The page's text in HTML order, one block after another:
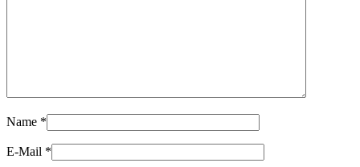
Name *
E-Mail *